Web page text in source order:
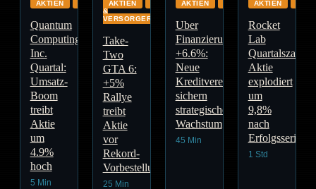
AKTIEN GLOBAL
Quantum
Computing
Inc.
Quartal:
Umsatz-
Boom
treibt
Aktie
um
4.9%
hoch
5 Min
AKTIEN
ENERGIE
&
VERSORGER
Take-
Two
GTA 6:
+5%
Rallye
treibt
Aktie
vor
Rekord-
Vorbestellungen
25 Min
AKTIEN GLOBAL
Uber
Finanzierung
+6.6%:
Neue
Kreditvereinbarungen
sichern
strategisches
Wachstum
45 Min
AKTIEN
Rocket
Lab
Aktie
explodiert
um
9,8%
nach
Erfolgsserie
1 Std